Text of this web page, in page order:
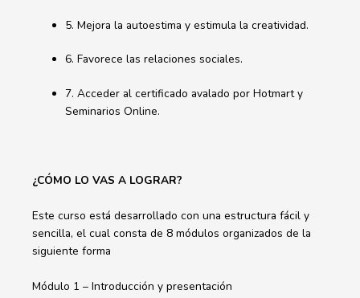
5. Mejora la autoestima y estimula la creatividad.
6. Favorece las relaciones sociales.
7. Acceder al certificado avalado por Hotmart y
Seminarios Online.
¿CÓMO LO VAS A LOGRAR?
Este curso está desarrollado con una estructura fácil y
sencilla, el cual consta de 8 módulos organizados de la
siguiente forma
Módulo 1 – Introducción y presentación